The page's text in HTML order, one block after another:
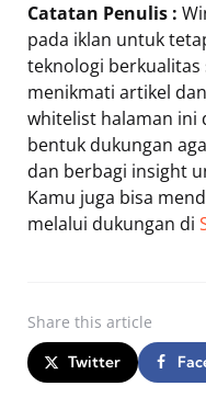
Catatan Penulis :
pada iklan untuk
teknologi
menikmati artikel
whitelist halaman ini
bentuk dukungan
dan berbagi insight
Kamu juga bisa
melalui dukungan di
Share this article
Twitter